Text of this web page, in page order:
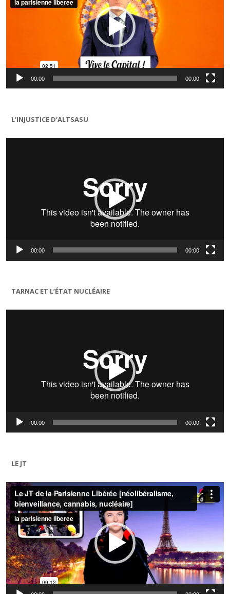
00:00 00:00
L’INJUSTICE D’ALTSASU
Lecteur
00:00 00:00
TARNAC ET L’ÉTAT NUCLÉAIRE
Lecteur
00:00 00:00
LE JT
Lecteur
vidéo